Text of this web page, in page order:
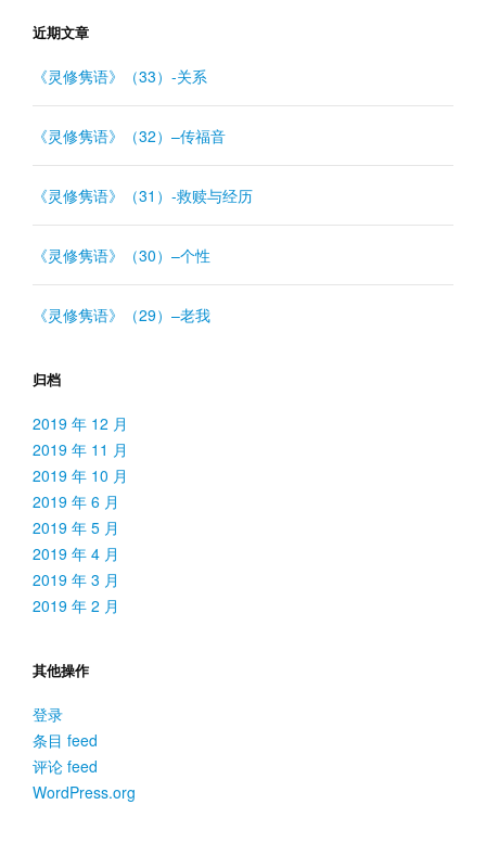
近期文章
《灵修隽语》（33）-关系
《灵修隽语》（32）–传福音
《灵修隽语》（31）-救赎与经历
《灵修隽语》（30）–个性
《灵修隽语》（29）–老我
归档
2019 年 12 月
2019 年 11 月
2019 年 10 月
2019 年 6 月
2019 年 5 月
2019 年 4 月
2019 年 3 月
2019 年 2 月
其他操作
登录
条目 feed
评论 feed
WordPress.org